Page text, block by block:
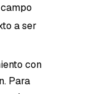
a ser
con
Para